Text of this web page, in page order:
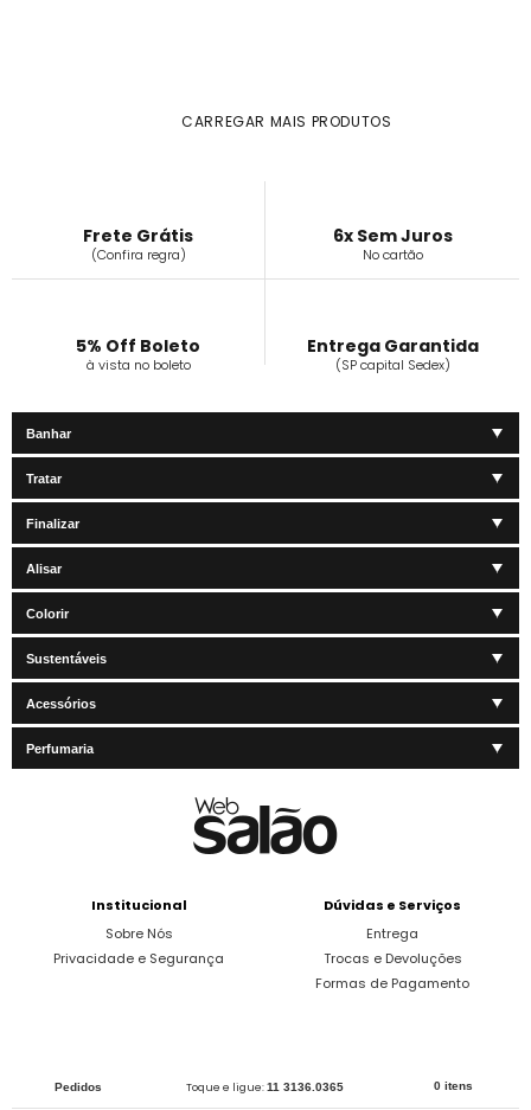
CARREGAR MAIS PRODUTOS
Frete Grátis
(Confira regra)
6x Sem Juros
No cartão
5% Off Boleto
à vista no boleto
Entrega Garantida
(SP capital Sedex)
Banhar
Tratar
Finalizar
Alisar
Colorir
Sustentáveis
Acessórios
Perfumaria
Institucional
Sobre Nós
Privacidade e Segurança
Dúvidas e Serviços
Entrega
Trocas e Devoluções
Formas de Pagamento
Pedidos Toque e ligue:11 3136.0365 0 itens